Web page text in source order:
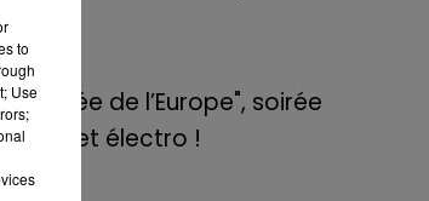
"Journée de l’Europe", soirée
et set électro !
to
Use